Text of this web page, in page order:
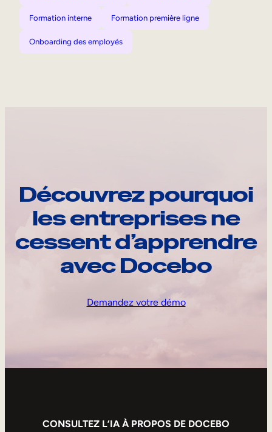
Formation interne Formation première ligne
Onboarding des employés
Découvrez pourquoi
les entreprises ne
cessent d’apprendre
avec Docebo
Demandez votre démo
CONSULTEZ L’IA À PROPOS DE DOCEBO